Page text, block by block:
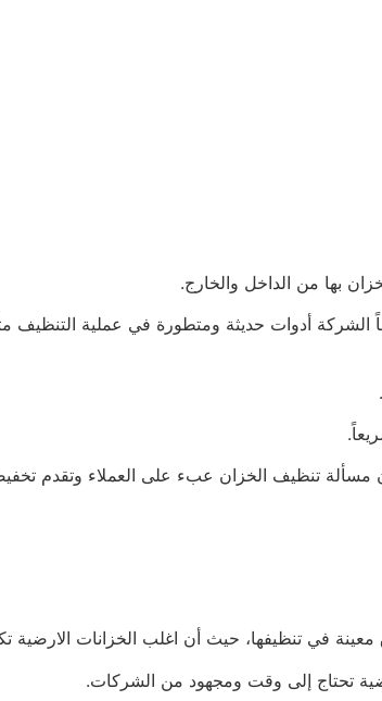
بها من الداخل والخارج.
أدوات حديثة ومتطورة في عملية التنظيف
مسألة تنظيف الخزان عبء على العملاء وتقدم
معينة في تنظيفها، حيث أن اغلب الخزانات
تحتاج إلى وقت ومجهود من الشركات.